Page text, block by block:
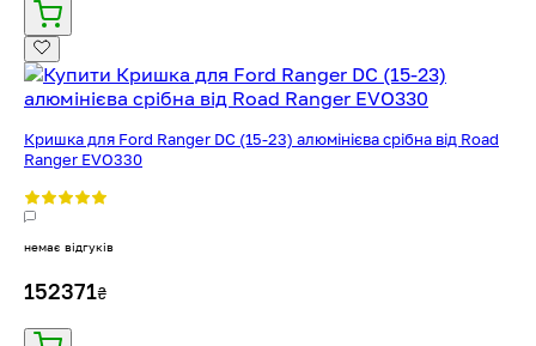
Кришка для Ford Ranger DC (15-23) алюмінієва срібна від Road
Ranger EVO330
немає відгуків
152371₴